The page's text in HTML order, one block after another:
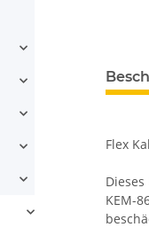
Flex
KEM-